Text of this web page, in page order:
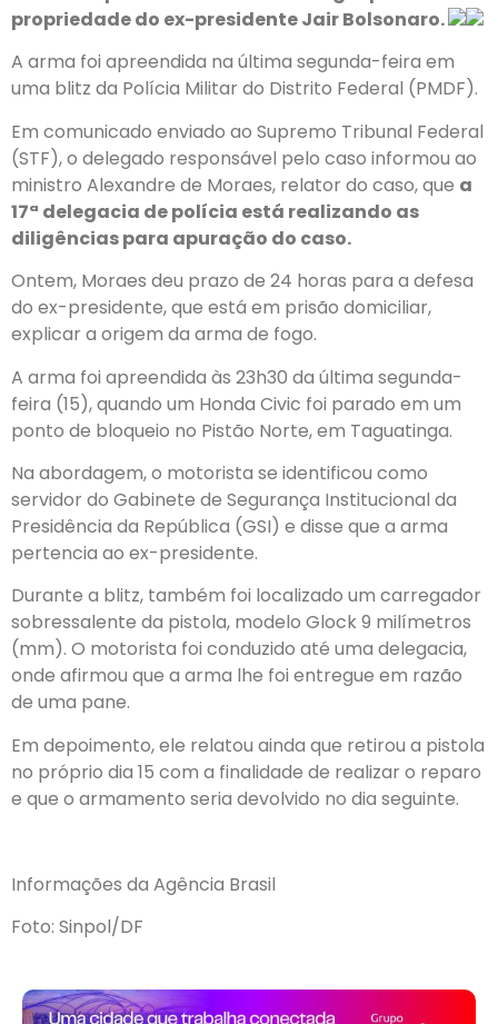
propriedade do ex-presidente Jair Bolsonaro.
A arma foi apreendida na última segunda-feira em
uma blitz da Polícia Militar do Distrito Federal (PMDF).
Em comunicado enviado ao Supremo Tribunal Federal
(STF), o delegado responsável pelo caso informou ao
ministro Alexandre de Moraes, relator do caso, que a
17ª delegacia de polícia está realizando as
diligências para apuração do caso.
Ontem, Moraes deu prazo de 24 horas para a defesa
do ex-presidente, que está em prisão domiciliar,
explicar a origem da arma de fogo.
A arma foi apreendida às 23h30 da última segunda-
feira (15), quando um Honda Civic foi parado em um
ponto de bloqueio no Pistão Norte, em Taguatinga.
Na abordagem, o motorista se identificou como
servidor do Gabinete de Segurança Institucional da
Presidência da República (GSI) e disse que a arma
pertencia ao ex-presidente.
Durante a blitz, também foi localizado um carregador
sobressalente da pistola, modelo Glock 9 milímetros
(mm). O motorista foi conduzido até uma delegacia,
onde afirmou que a arma lhe foi entregue em razão
de uma pane.
Em depoimento, ele relatou ainda que retirou a pistola
no próprio dia 15 com a finalidade de realizar o reparo
e que o armamento seria devolvido no dia seguinte.
Informações da Agência Brasil
Foto: Sinpol/DF